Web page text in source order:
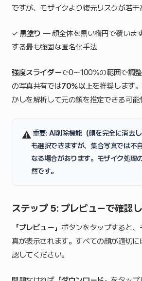
ですが、モザイクより復元リスクが若干
✓ 黒塗り — 顔全体を黒い楕円で覆いま
する最も強固な匿名化手法
強度スライダーで0〜100%の範囲で調
の写真共有では70%以上を推奨します
かしを解析して元の顔を推定できる可能
⚠ 重要: AI削除機能（顔を完全に消去し
も選択できますが、集合写真では不
なる場合があります。モザイク処理
然です。
ステップ 5: プレビューで確認
「プレビュー」ボタンをタップすると
真が表示されます。すべての顔が適切
認してください。